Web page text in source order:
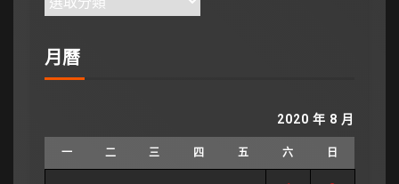
月曆
2020 年 8 月
一 二 三 四 五 六 日